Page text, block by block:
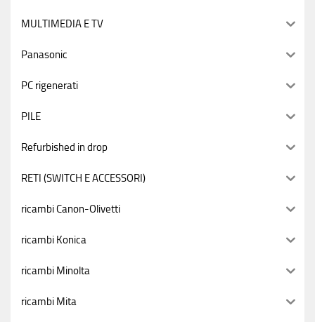
MULTIMEDIA E TV
Panasonic
PC rigenerati
PILE
Refurbished in drop
RETI (SWITCH E ACCESSORI)
ricambi Canon-Olivetti
ricambi Konica
ricambi Minolta
ricambi Mita